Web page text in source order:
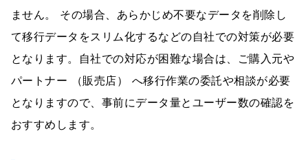
ません。 その場合、あらかじめ不要なデータを削除し
て移行データをスリム化するなどの自社での対策が必要
となります。自社での対応が困難な場合は、ご購入元や
パートナー （販売店） へ移行作業の委託や相談が必要
となりますので、事前にデータ量とユーザー数の確認を
おすすめします。